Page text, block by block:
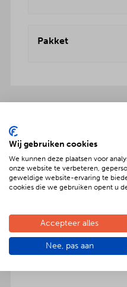
Pakket
Verras jouw
aankleding op tafel.
extra wordt het
porseleinen
Wij gebruiken cookies
We kunnen deze plaatsen voor
onze website te verbeteren,
geweldige website-ervaring te
cookies die we gebruiken opent u
Accepteer alles
Nee, pas aan